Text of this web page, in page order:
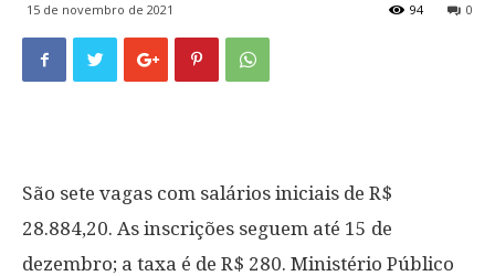
15 de novembro de 2021 0
94
São sete vagas com salários iniciais de R$
28.884,20. As inscrições seguem até 15 de
dezembro; a taxa é de R$ 280. Ministério Público